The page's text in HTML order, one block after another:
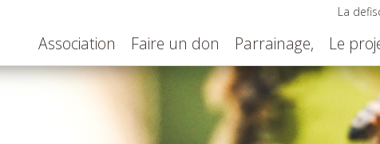
La
Association Faire un don Parrainage, Le